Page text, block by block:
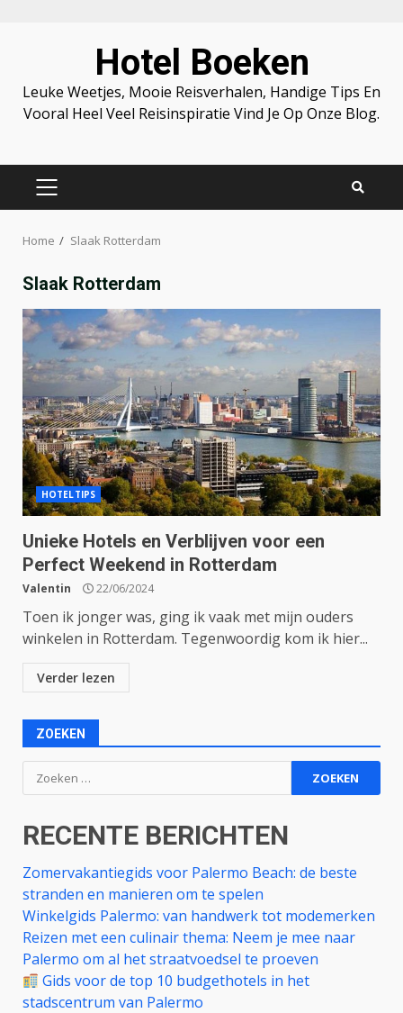
Hotel Boeken
Leuke Weetjes, Mooie Reisverhalen, Handige Tips En
Vooral Heel Veel Reisinspiratie Vind Je Op Onze Blog.
PRIMARY
Home Slaak Rotterdam
Slaak Rotterdam
HOTELTIPS
Unieke Hotels en Verblijven voor een
Perfect Weekend in Rotterdam
Valentin 22/06/2024
Toen ik jonger was, ging ik vaak met mijn ouders
winkelen in Rotterdam. Tegenwoordig kom ik hier...
Verder lezen
ZOEKEN
Zoeken
naar:
RECENTE BERICHTEN
Zomervakantiegids voor Palermo Beach: de beste
stranden en manieren om te spelen
Winkelgids Palermo: van handwerk tot modemerken
Reizen met een culinair thema: Neem je mee naar
Palermo om al het straatvoedsel te proeven
Gids voor de top 10 budgethotels in het
stadscentrum van Palermo